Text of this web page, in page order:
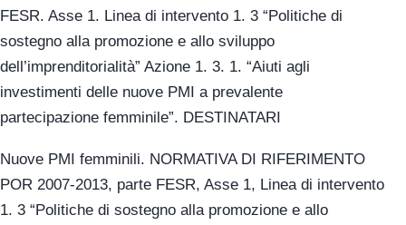
FESR. Asse 1. Linea di intervento 1. 3 “Politiche di
sostegno alla promozione e allo sviluppo
dell’imprenditorialità” Azione 1. 3. 1. “Aiuti agli
investimenti delle nuove PMI a prevalente
partecipazione femminile”. DESTINATARI
Nuove PMI femminili. NORMATIVA DI RIFERIMENTO
POR 2007-2013, parte FESR, Asse 1, Linea di intervento
1. 3 “Politiche di sostegno alla promozione e allo